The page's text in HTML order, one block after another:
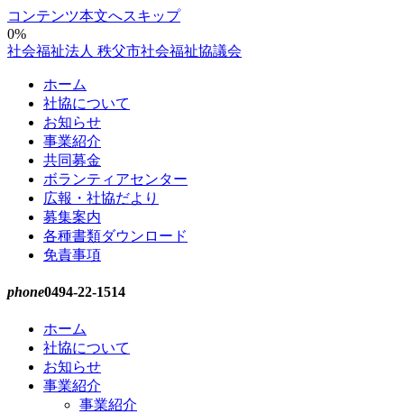
コンテンツ本文へスキップ
0%
社会福祉法人 秩父市社会福祉協議会
ホーム
社協について
お知らせ
事業紹介
共同募金
ボランティアセンター
広報・社協だより
募集案内
各種書類ダウンロード
免責事項
phone0494-22-1514
ホーム
社協について
お知らせ
事業紹介
事業紹介